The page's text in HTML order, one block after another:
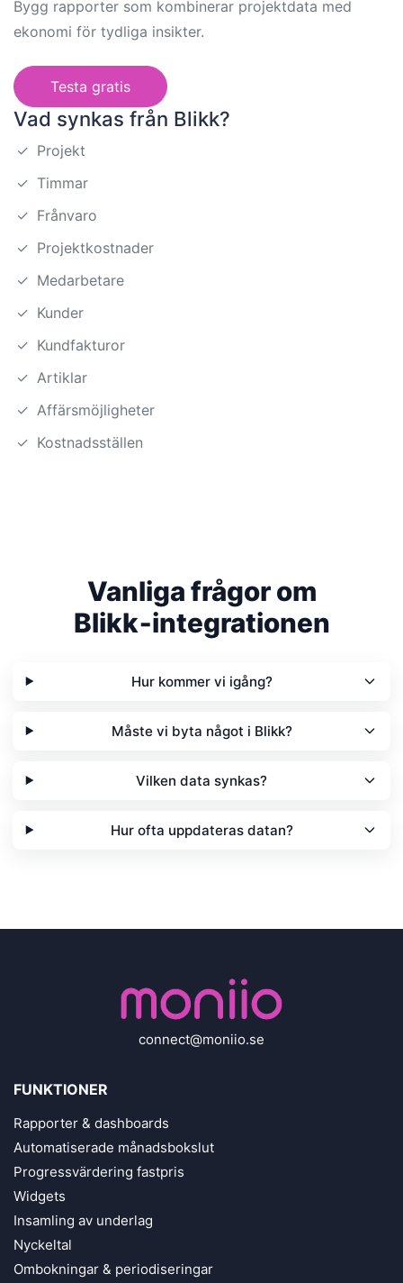
Bygg rapporter som kombinerar projektdata med
ekonomi för tydliga insikter.
Testa gratis
Vad synkas från Blikk?
✓ Projekt
✓ Timmar
✓ Frånvaro
✓ Projektkostnader
✓ Medarbetare
✓ Kunder
✓ Kundfakturor
✓ Artiklar
✓ Affärsmöjligheter
✓ Kostnadsställen
Vanliga frågor om
Blikk‑integrationen
Hur kommer vi igång?
Måste vi byta något i Blikk?
Vilken data synkas?
Hur ofta uppdateras datan?
connect@moniio.se
FUNKTIONER
Rapporter & dashboards
Automatiserade månadsbokslut
Progressvärdering fastpris
Widgets
Insamling av underlag
Nyckeltal
Ombokningar & periodiseringar